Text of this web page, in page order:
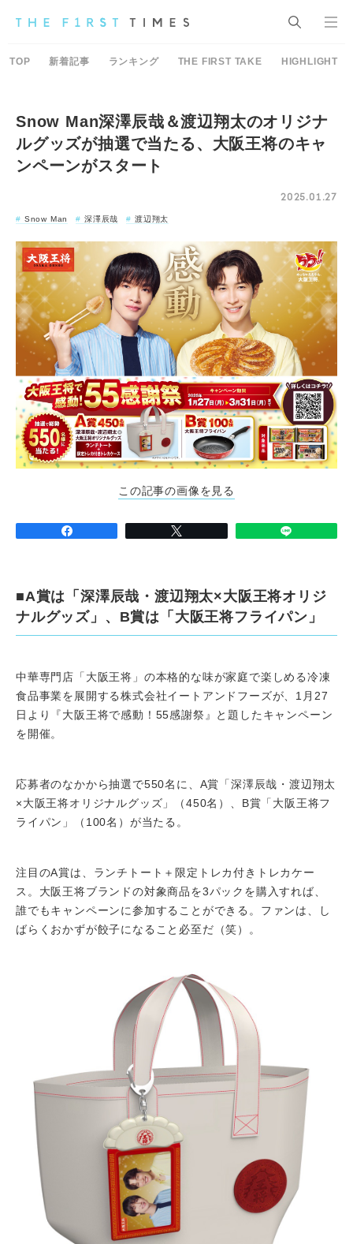
TOP 新着記事 ランキング THE FIRST TAKE HIGHLIGHT
Snow Man深澤辰哉＆渡辺翔太のオリジナ
ルグッズが抽選で当たる、大阪王将のキャ
ンペーンがスタート
2025.01.27
Snow Man 深澤辰哉 渡辺翔太
この記事の画像を見る
■A賞は「深澤辰哉・渡辺翔太×大阪王将オリジ
ナルグッズ」、B賞は「大阪王将フライパン」
中華専門店「大阪王将」の本格的な味が家庭で楽しめる冷凍
食品事業を展開する株式会社イートアンドフーズが、1月27
日より『大阪王将で感動！55感謝祭』と題したキャンペーン
を開催。
応募者のなかから抽選で550名に、A賞「深澤辰哉・渡辺翔太
×大阪王将オリジナルグッズ」（450名）、B賞「大阪王将フ
ライパン」（100名）が当たる。
注目のA賞は、ランチトート＋限定トレカ付きトレカケー
ス。大阪王将ブランドの対象商品を3パックを購入すれば、
誰でもキャンペーンに参加することができる。ファンは、し
ばらくおかずが餃子になること必至だ（笑）。